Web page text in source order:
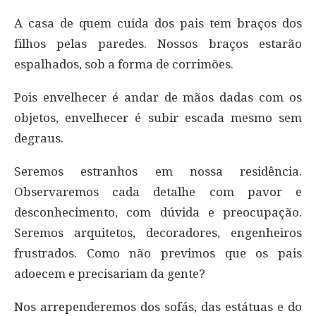
A casa de quem cuida dos pais tem braços dos
filhos pelas paredes. Nossos braços estarão
espalhados, sob a forma de corrimões.
Pois envelhecer é andar de mãos dadas com os
objetos, envelhecer é subir escada mesmo sem
degraus.
Seremos estranhos em nossa residência.
Observaremos cada detalhe com pavor e
desconhecimento, com dúvida e preocupação.
Seremos arquitetos, decoradores, engenheiros
frustrados. Como não previmos que os pais
adoecem e precisariam da gente?
Nos arrependeremos dos sofás, das estátuas e do